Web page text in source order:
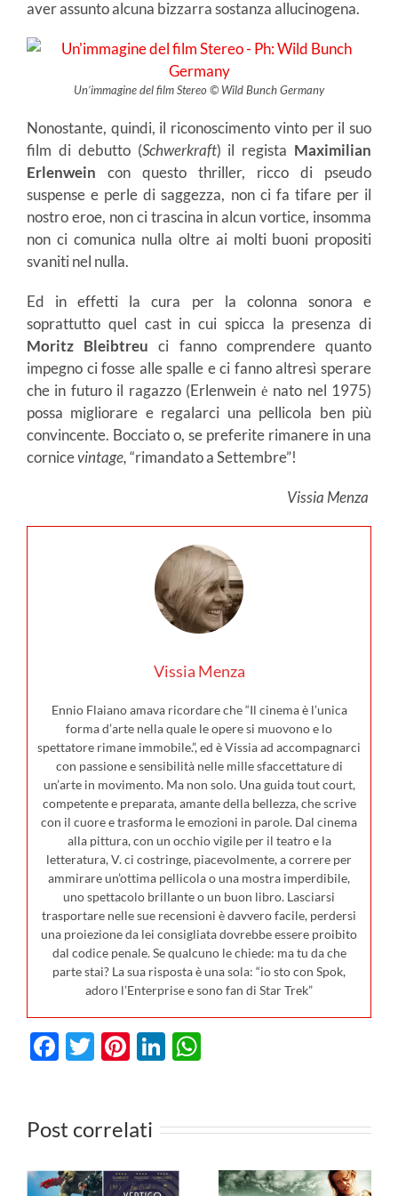
aver assunto alcuna bizzarra sostanza allucinogena.
Un’immagine del film Stereo © Wild Bunch Germany
Nonostante, quindi, il riconoscimento vinto per il suo
film di debutto (Schwerkraft) il regista Maximilian
Erlenwein con questo thriller, ricco di pseudo
suspense e perle di saggezza, non ci fa tifare per il
nostro eroe, non ci trascina in alcun vortice, insomma
non ci comunica nulla oltre ai molti buoni propositi
svaniti nel nulla.
Ed in effetti la cura per la colonna sonora e
soprattutto quel cast in cui spicca la presenza di
Moritz Bleibtreu ci fanno comprendere quanto
impegno ci fosse alle spalle e ci fanno altresì sperare
che in futuro il ragazzo (Erlenwein ė nato nel 1975)
possa migliorare e regalarci una pellicola ben più
convincente. Bocciato o, se preferite rimanere in una
cornicevintage,“rimandato a Settembre”!
Vissia Menza
Vissia Menza
Ennio Flaiano amava ricordare che “Il cinema è l’unica
forma d’arte nella quale le opere si muovono e lo
spettatore rimane immobile.”, ed è Vissia ad accompagnarci
con passione e sensibilità nelle mille sfaccettature di
un’arte in movimento. Ma non solo. Una guida tout court,
competente e preparata, amante della bellezza, che scrive
con il cuore e trasforma le emozioni in parole. Dal cinema
alla pittura, con un occhio vigile per il teatro e la
letteratura, V. ci costringe, piacevolmente, a correre per
ammirare un’ottima pellicola o una mostra imperdibile,
uno spettacolo brillante o un buon libro. Lasciarsi
trasportare nelle sue recensioni è davvero facile, perdersi
una proiezione da lei consigliata dovrebbe essere proibito
dal codice penale. Se qualcuno le chiede: ma tu da che
parte stai? La sua risposta è una sola: “io sto con Spok,
adoro l’Enterprise e sono fan di Star Trek”
Facebook
Twitter
Pinterest
LinkedIn
Post correlati
vedere in TV
cinema il 23
luglio: da